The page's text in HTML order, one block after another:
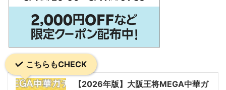
こちらもCHECK
【2026年版】大阪王将MEGA中華ガ